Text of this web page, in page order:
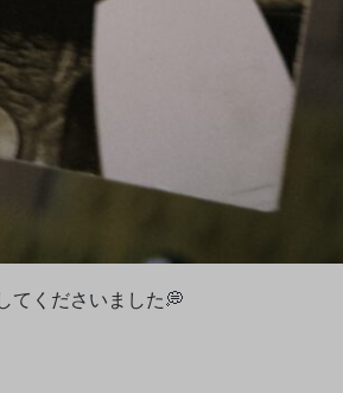
てくださいました💭